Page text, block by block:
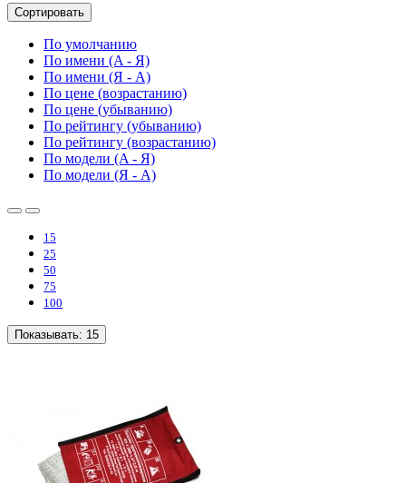
Сортировать
По умолчанию
По имени (A - Я)
По имени (Я - A)
По цене (возрастанию)
По цене (убыванию)
По рейтингу (убыванию)
По рейтингу (возрастанию)
По модели (A - Я)
По модели (Я - A)
15
25
50
75
100
Показывать: 15